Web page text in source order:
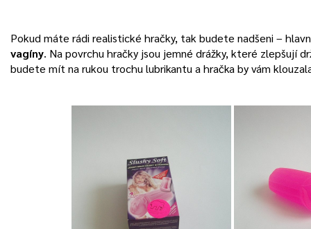
Pokud máte rádi realistické hračky, tak budete nadšeni –
vagíny. Na povrchu hračky jsou jemné drážky, které zlepšují
budete mít na rukou trochu lubrikantu a hračka by vám